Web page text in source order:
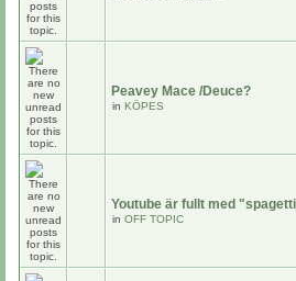
Peavey Mace /Deuce?
in KÖPES
Youtube är fullt med
in OFF TOPIC